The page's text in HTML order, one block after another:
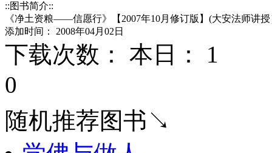
::图书简介::
《净土资粮——信愿行》【2007年10月修订版】(大安法师讲授
添加时间： 2008年04月02日
下载次数： 本日： 1
0
随机推荐图书↘